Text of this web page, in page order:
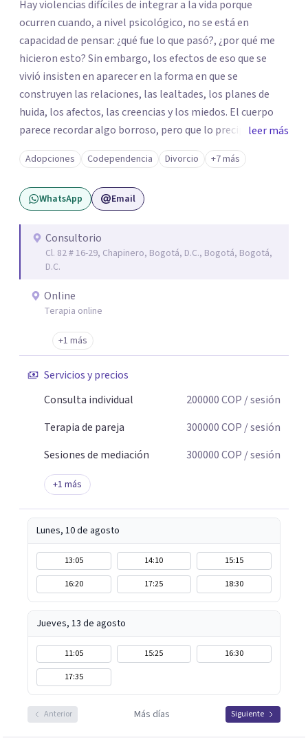
Hay violencias difíciles de integrar a la vida porque
ocurren cuando, a nivel psicológico, no se está en
capacidad de pensar: ¿qué fue lo que pasó?, ¿por qué me
hicieron esto? Sin embargo, los efectos de eso que se
vivió insisten en aparecer en la forma en que se
construyen las relaciones, las lealtades, los planes de
huida, los afectos, las creencias y los miedos. El cuerpo
parece recordar algo borroso, pero que lo precipita a
reaccionar cuando siente una amenaza. Algunas personas
parecen notar que algo pasa y, de vez en cuando, en la
propia persona aparece la pregunta: ¿tendrá que ver esto
con lo que me pasó? De las violencias es difícil hablar con
proteger de esa historia difícil; a veces, por la misma duda
que se tiene sobre lo que pasó; y, a veces, por los silencios
que se impusieron para no hablar. Te propongo una
psicoterapia para ayudar a integrar eso que pasó y para
ayudar a pensar todo lo que generó. Soltar el lazo con el
de quienes estuvieron, de quienes agredieron o de quienes
leer más
Adopciones Codependencia Divorcio +7 más
WhatsApp Email
Consultorio
Cl. 82 # 16-29, Chapinero, Bogotá, D.C., Bogotá, Bogotá,
D.C.
Online
Terapia online
+1 más
Servicios y precios
Consulta individual
200000COP / sesión
Terapia de pareja
300000COP / sesión
Sesiones de mediación
300000COP / sesión
+1 más
Lunes, 10 de agosto
13:05 14:10
15:15
16:20
17:25 18:30
Jueves, 13 de agosto
11:05 15:25
16:30
17:35
Anterior Más días Siguiente